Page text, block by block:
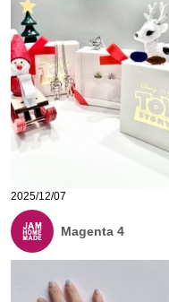
2025/12/07
Magenta 4